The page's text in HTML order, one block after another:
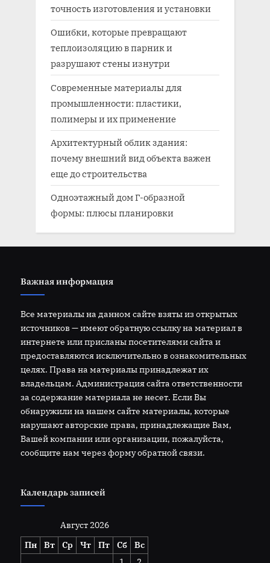
точность изготовления и установки
Ошибки, которые превращают
теплоизоляцию в парник и
разрушают стены изнутри
Современные материалы для
промышленности: пластики,
полимеры и их применение
Архитектурный облик здания:
почему внешний вид объекта важен
еще до строительства
Одноэтажный дом Г-образной
формы: плюсы планировки
Важная информация
Все материалы на данном сайте взяты из открытых
источников — имеют обратную ссылку на материал в
интернете или присланы посетителями сайта и
предоставляются исключительно в ознакомительных
целях. Права на материалы принадлежат их
владельцам. Администрация сайта ответственности
за содержание материала не несет. Если Вы
обнаружили на нашем сайте материалы, которые
нарушают авторские права, принадлежащие Вам,
Вашей компании или организации, пожалуйста,
сообщите нам через форму обратной связи.
Календарь записей
Август 2026
Пн
Вт Ср Чт Пт Сб
Вс